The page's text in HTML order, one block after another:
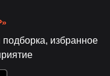
избранное